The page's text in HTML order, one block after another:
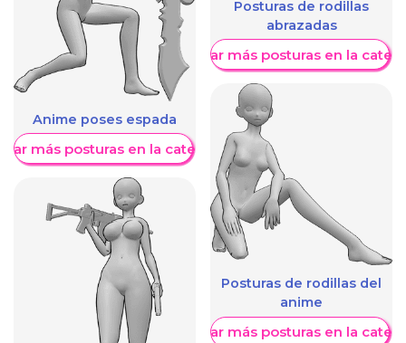
Anime poses espada
más posturas en la categoría
Posturas de rodillas
abrazadas
Mostrar más posturas en la
Posturas de rodillas del
anime
Mostrar más posturas en la